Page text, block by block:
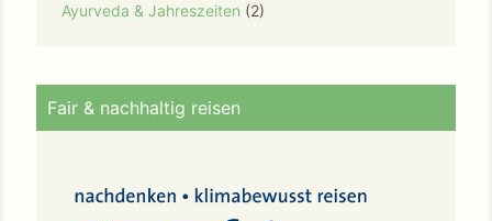
Ayurveda & Jahreszeiten (2)
Fair & nachhaltig reisen